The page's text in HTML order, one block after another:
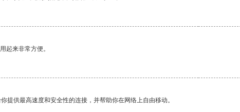
起来非常方便。
提供最高速度和安全性的连接，并帮助你在网络上自由移动。